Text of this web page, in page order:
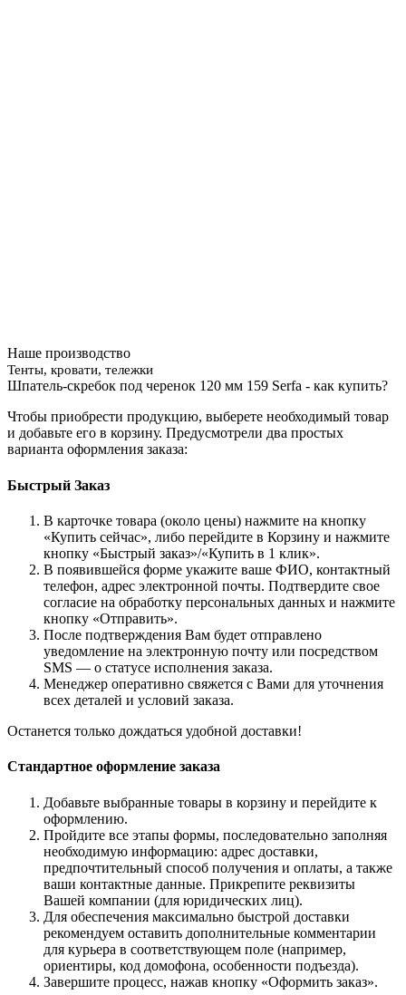
Наше производство
Тенты, кровати, тележки
Шпатель-скребок под черенок 120 мм 159 Serfa - как купить?
Чтобы приобрести продукцию, выберете необходимый товар
и добавьте его в корзину. Предусмотрели два простых
варианта оформления заказа:
Быстрый Заказ
В карточке товара (около цены) нажмите на кнопку
«Купить сейчас», либо перейдите в Корзину и нажмите
кнопку «Быстрый заказ»/«Купить в 1 клик».
В появившейся форме укажите ваше ФИО, контактный
телефон, адрес электронной почты. Подтвердите свое
согласие на обработку персональных данных и нажмите
кнопку «Отправить».
После подтверждения Вам будет отправлено
уведомление на электронную почту или посредством
SMS — о статусе исполнения заказа.
Менеджер оперативно свяжется с Вами для уточнения
всех деталей и условий заказа.
Останется только дождаться удобной доставки!
Стандартное оформление заказа
Добавьте выбранные товары в корзину и перейдите к
оформлению.
Пройдите все этапы формы, последовательно заполняя
необходимую информацию: адрес доставки,
предпочтительный способ получения и оплаты, а также
ваши контактные данные. Прикрепите реквизиты
Вашей компании (для юридических лиц).
Для обеспечения максимально быстрой доставки
рекомендуем оставить дополнительные комментарии
для курьера в соответствующем поле (например,
ориентиры, код домофона, особенности подъезда).
Завершите процесс, нажав кнопку «Оформить заказ».